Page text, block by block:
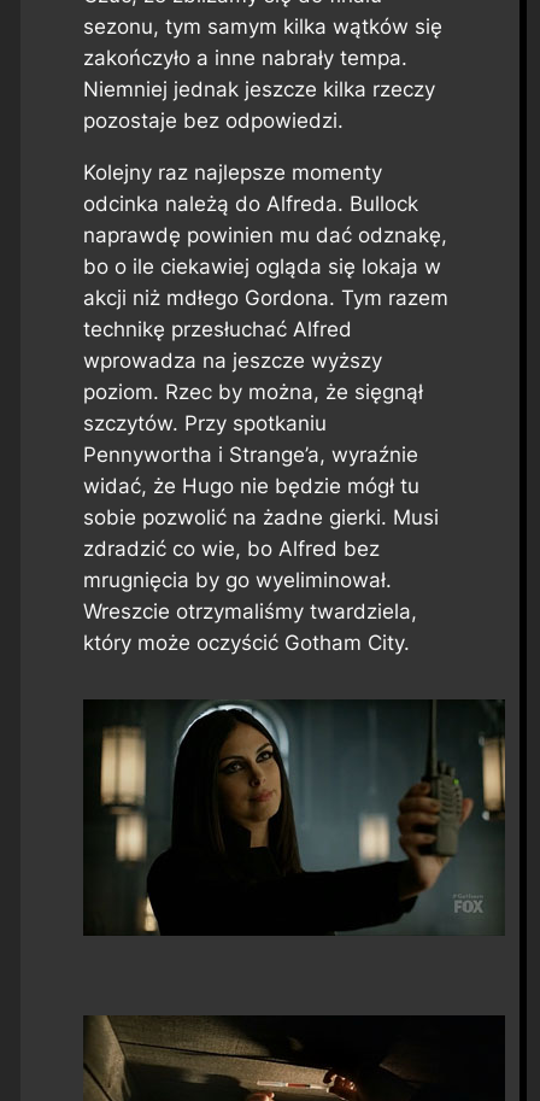
sezonu, tym samym kilka wątków się
zakończyło a inne nabrały tempa.
Niemniej jednak jeszcze kilka rzeczy
pozostaje bez odpowiedzi.
Kolejny raz najlepsze momenty
odcinka należą do Alfreda. Bullock
naprawdę powinien mu dać odznakę,
bo o ile ciekawiej ogląda się lokaja w
akcji niż mdłego Gordona. Tym razem
technikę przesłuchać Alfred
wprowadza na jeszcze wyższy
poziom. Rzec by można, że sięgnął
szczytów. Przy spotkaniu
Pennywortha i Strange’a, wyraźnie
widać, że Hugo nie będzie mógł tu
sobie pozwolić na żadne gierki. Musi
zdradzić co wie, bo Alfred bez
mrugnięcia by go wyeliminował.
Wreszcie otrzymaliśmy twardziela,
który może oczyścić Gotham City.